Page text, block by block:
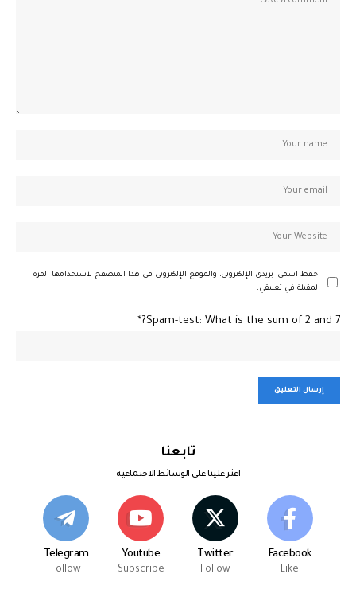
احفظ اسمي، بريدي الإلكتروني، والموقع الإلكتروني في هذا المتصفح لاستخدامها المرة
المقبلة في تعليقي.
Spam-test: What is the sum of 2 and 7?*
تابعنا
اعثر علينا على الوسائط الاجتماعية
Facebook
Like
Twitter
Follow
Youtube
Subscribe
Telegram
Follow